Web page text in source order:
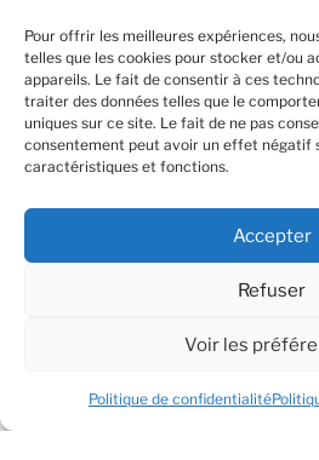
Pour offrir les meilleures expériences,
telles que les cookies pour stocker et/ou
appareils. Le fait de consentir à ces
traiter des données telles que le
uniques sur ce site. Le fait de ne pas
consentement peut avoir un effet négatif
caractéristiques et fonctions.
Accepter
Refuser
Voir les
Politique de confidentialité
VroumVroumobile © LCHP asbl
>>>Stages